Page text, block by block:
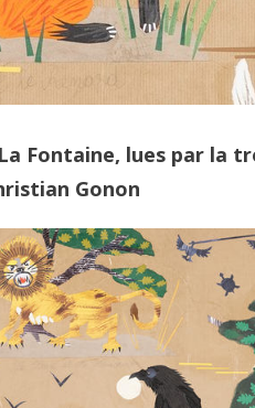
Fontaine, lues par la
Gonon